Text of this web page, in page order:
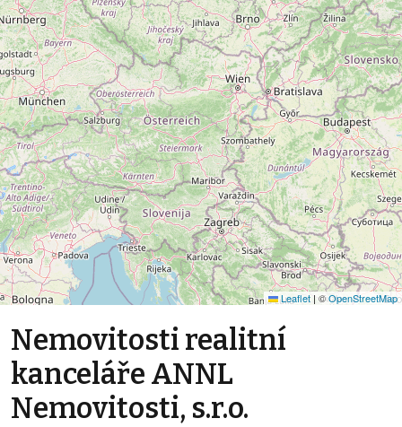
Leaflet | ©OpenStreetMap
Nemovitosti realitní
kanceláře ANNL
Nemovitosti, s.r.o.